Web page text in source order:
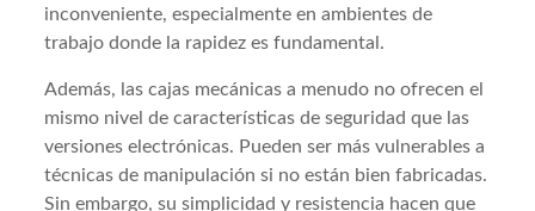
inconveniente, especialmente en ambientes de
trabajo donde la rapidez es fundamental.
Además, las cajas mecánicas a menudo no ofrecen el
mismo nivel de características de seguridad que las
versiones electrónicas. Pueden ser más vulnerables a
técnicas de manipulación si no están bien fabricadas.
Sin embargo, su simplicidad y resistencia hacen que